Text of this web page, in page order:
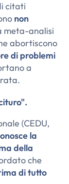
citati
non
meta-analisi
abortiscono
di problemi
a
(CEDU,
la
della
che
di tutto